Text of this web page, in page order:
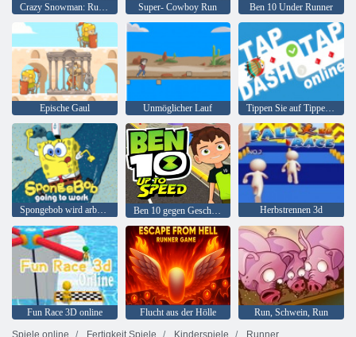
Crazy Snowman: Runner-Spiel Super- Cowboy Run Ben 10 Under Runner
Epische Gaul Unmöglicher Lauf Tippen Sie auf Tippen Sie auf Dash Online
Spongebob wird arbeiten Ben 10 gegen Geschwindigkeit Herbstrennen 3d
Fun Race 3D online Flucht aus der Hölle
Run, Schwein, Run
Spiele online
Fertigkeit Spiele Kinderspiele
Runner